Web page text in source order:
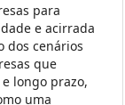
para
e acirrada
dos cenários
que
longo prazo,
uma